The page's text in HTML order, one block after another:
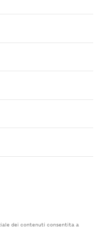
dei contenuti consentita a